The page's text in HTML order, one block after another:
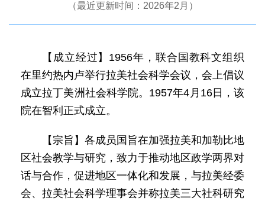
（最近更新时间：2026年2月）
【成立经过】1956年，联合国教科文组织
在里约热内卢举行拉美社会科学会议，会上倡议
成立拉丁美洲社会科学院。1957年4月16日，该
院在智利正式成立。
【宗旨】各成员国旨在加强拉美和加勒比地
区社会教学与研究，致力于推动地区政学两界对
话与合作，促进地区一体化和发展，与拉美经委
会、拉美社会科学理事会并称拉美三大社科研究